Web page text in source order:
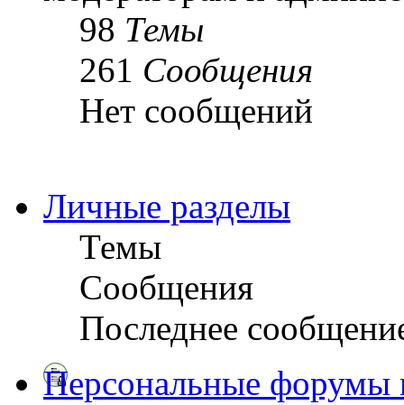
98 Темы
261 Сообщения
Нет сообщений
Личные разделы
Темы
Сообщения
Последнее
Персональные форумы